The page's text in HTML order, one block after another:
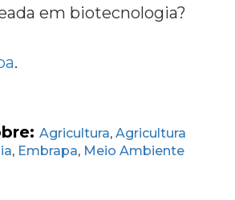
em biotecnologia?
.
Agricultura, Agricultura
, Embrapa, Meio Ambiente